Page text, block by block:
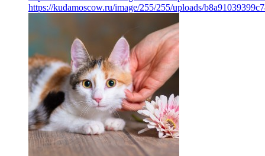
https://kudamoscow.ru/image/255/255/uploads/